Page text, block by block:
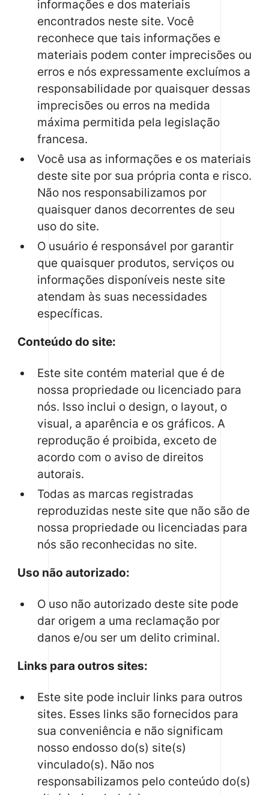
informações e dos materiais
encontrados neste site. Você
reconhece que tais informações e
materiais podem conter imprecisões ou
erros e nós expressamente excluímos a
responsabilidade por quaisquer dessas
imprecisões ou erros na medida
máxima permitida pela legislação
francesa.
Você usa as informações e os materiais
deste site por sua própria conta e risco.
Não nos responsabilizamos por
quaisquer danos decorrentes de seu
uso do site.
O usuário é responsável por garantir
que quaisquer produtos, serviços ou
informações disponíveis neste site
atendam às suas necessidades
específicas.
Conteúdo do site:
Este site contém material que é de
nossa propriedade ou licenciado para
nós. Isso inclui o design, o layout, o
visual, a aparência e os gráficos. A
reprodução é proibida, exceto de
acordo com o aviso de direitos
autorais.
Todas as marcas registradas
reproduzidas neste site que não são de
nossa propriedade ou licenciadas para
nós são reconhecidas no site.
Uso não autorizado:
O uso não autorizado deste site pode
dar origem a uma reclamação por
danos e/ou ser um delito criminal.
Links para outros sites:
Este site pode incluir links para outros
sites. Esses links são fornecidos para
sua conveniência e não significam
nosso endosso do(s) site(s)
vinculado(s). Não nos
responsabilizamos pelo conteúdo do(s)